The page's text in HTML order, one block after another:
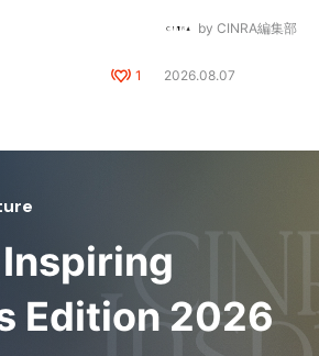
1
by CINRA編集部
2026.08.07
Inspiring
Edition 2026